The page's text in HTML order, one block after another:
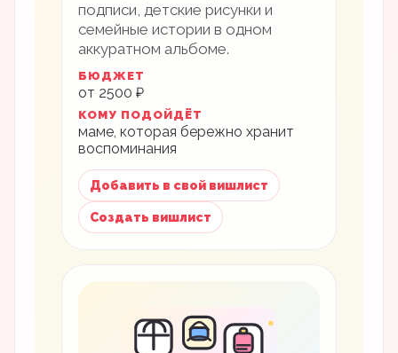
подписи, детские рисунки и
семейные истории в одном
аккуратном альбоме.
БЮДЖЕТ
от 2500 ₽
КОМУ ПОДОЙДЁТ
маме, которая бережно хранит
воспоминания
Добавить в свой вишлист
Создать вишлист